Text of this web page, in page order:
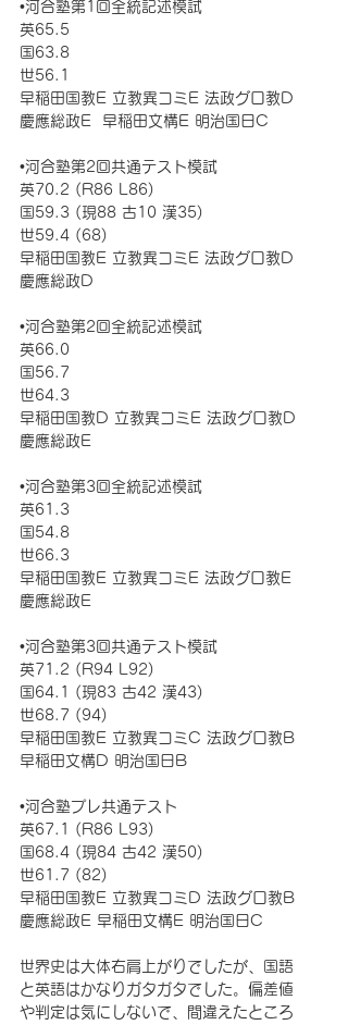
•河合塾第1回全統記述模試
英65.5
国63.8
世56.1
早稲田国教E 立教異コミE 法政グロ教D
慶應総政E  早稲田文構E 明治国日C
•河合塾第2回共通テスト模試
英70.2 (R86 L86)
国59.3 (現88 古10 漢35)
世59.4 (68)
早稲田国教E 立教異コミE 法政グロ教D
慶應総政D
•河合塾第2回全統記述模試
英66.0
国56.7
世64.3
早稲田国教D 立教異コミE 法政グロ教D
慶應総政E
•河合塾第3回全統記述模試
英61.3
国54.8
世66.3
早稲田国教E 立教異コミE 法政グロ教E
慶應総政E
•河合塾第3回共通テスト模試
英71.2 (R94 L92)
国64.1 (現83 古42 漢43)
世68.7 (94)
早稲田国教E 立教異コミC 法政グロ教B
早稲田文構D 明治国日B
•河合塾プレ共通テスト
英67.1 (R86 L93)
国68.4 (現84 古42 漢50)
世61.7 (82)
早稲田国教E 立教異コミD 法政グロ教B
慶應総政E 早稲田文構E 明治国日C
世界史は大体右肩上がりでしたが、国語
と英語はかなりガタガタでした。偏差値
や判定は気にしないで、間違えたところ